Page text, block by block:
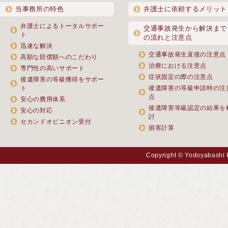
当事務所の特色
弁護士によるトータルサポー
ト
迅速な解決
高額な賠償額へのこだわり
専門性の高いサポート
後遺障害の等級獲得をサポー
ト
安心の費用体系
安心の対応
セカンドオピニオン受付
弁護士に依頼するメリット
交通事故発生から解決まで
の流れと注意点
交通事故発生直後の注意点
治療における注意点
症状固定の際の注意点
後遺障害の等級申請時の注
点
後遺障害等級認定の結果を
討
損害計算
Copyright © Yodoyabashi